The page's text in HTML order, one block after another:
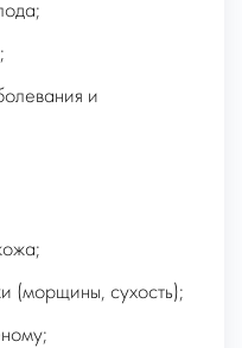
и
(морщины, сухость);